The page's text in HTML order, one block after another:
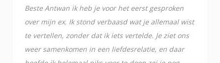
Beste Antwan ik heb je voor het eerst gesproken
over mijn ex. Ik stond verbaasd wat je allemaal wist
te vertellen, zonder dat ik iets vertelde. Je ziet ons
weer samenkomen in een liefdesrelatie, en daar